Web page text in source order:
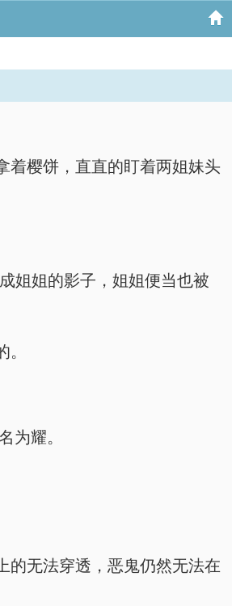
着樱饼，直直的盯着两姐妹头
姐姐的影子，姐姐便当也被
为耀。
的无法穿透，恶鬼仍然无法在